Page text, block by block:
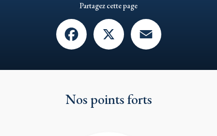
Partagez cette page
Facebook
Nos points forts